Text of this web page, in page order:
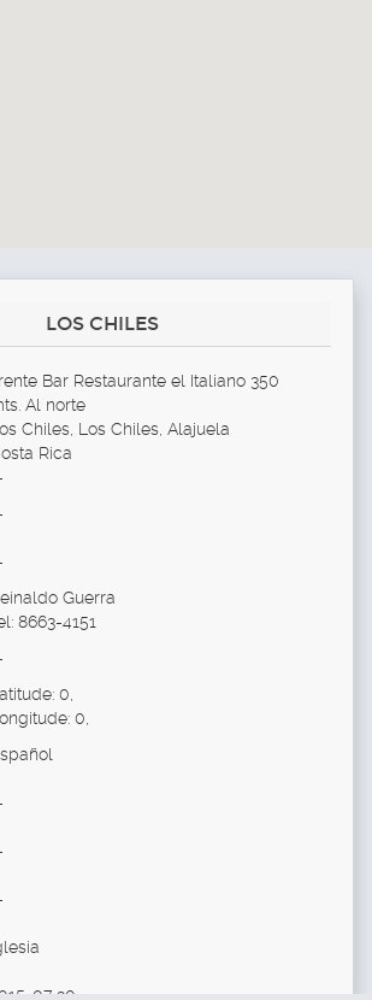
LOS CHILES
Bar Restaurante el Italiano 350
Al norte
Chiles, Los Chiles, Alajuela
Rica
Guerra
8663-4151
0,
0,
07-30